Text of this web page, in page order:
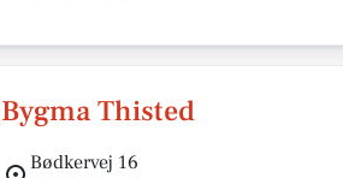
Bygma Thisted
Bødkervej 16